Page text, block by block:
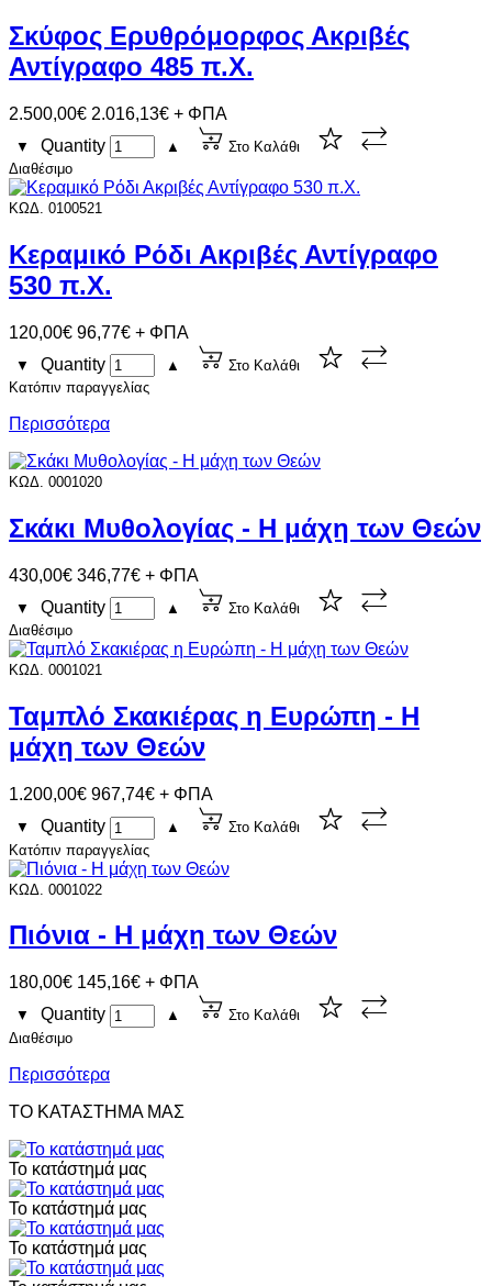
Σκύφος Ερυθρόμορφος Ακριβές
Αντίγραφο 485 π.Χ.
2.500,00€ 2.016,13€ + ΦΠΑ
▼ Quantity ▲
Στο Καλάθι
Διαθέσιμο
ΚΩΔ. 0100521
Κεραμικό Ρόδι Ακριβές Αντίγραφο
530 π.Χ.
120,00€ 96,77€ + ΦΠΑ
▼ Quantity ▲
Στο Καλάθι
Κατόπιν παραγγελίας
Περισσότερα
ΚΩΔ. 0001020
Σκάκι Μυθολογίας - Η μάχη των Θεών
430,00€ 346,77€ + ΦΠΑ
▼ Quantity ▲
Στο Καλάθι
Διαθέσιμο
ΚΩΔ. 0001021
Ταμπλό Σκακιέρας η Ευρώπη - Η
μάχη των Θεών
1.200,00€ 967,74€ + ΦΠΑ
▼ Quantity ▲
Στο Καλάθι
Κατόπιν παραγγελίας
ΚΩΔ. 0001022
Πιόνια - Η μάχη των Θεών
180,00€ 145,16€ + ΦΠΑ
▼ Quantity ▲
Στο Καλάθι
Διαθέσιμο
Περισσότερα
ΤΟ ΚΑΤΑΣΤΗΜΑ ΜΑΣ
Το κατάστημά μας
Το κατάστημά μας
Το κατάστημά μας